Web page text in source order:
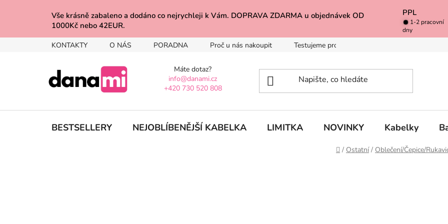
Vše krásně zabaleno a dodáno co nejrychleji k Vám. DOPRAVA ZDARMA u objednávek OD
1000Kč nebo 42EUR.
PPL
1-2 pracovní
dny
KONTAKTY O NÁS PORADNA Proč u nás nakoupit Testujeme pro Vás
Máte dotaz?
info@danami.cz
+420 730 520 808
BESTSELLERY NEJOBLÍBENĚJŠÍ KABELKA LIMITKA NOVINKY Kabelky
Domů
/ Ostatní / Oblečení/Čepice/